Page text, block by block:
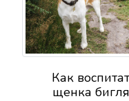
Как
щенка